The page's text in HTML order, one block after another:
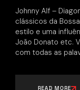
Johnny Alf –
clássicos da
estilo e uma
João Donato etc.
com todas as
READ MORE